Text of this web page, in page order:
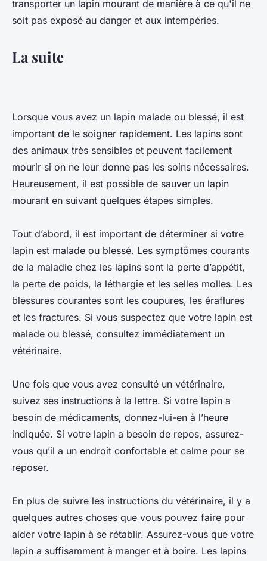
transporter un lapin mourant de manière à ce qu'il ne
soit pas exposé au danger et aux intempéries.
La suite
Lorsque vous avez un lapin malade ou blessé, il est
important de le soigner rapidement. Les lapins sont
des animaux très sensibles et peuvent facilement
mourir si on ne leur donne pas les soins nécessaires.
Heureusement, il est possible de sauver un lapin
mourant en suivant quelques étapes simples.
Tout d’abord, il est important de déterminer si votre
lapin est malade ou blessé. Les symptômes courants
de la maladie chez les lapins sont la perte d’appétit,
la perte de poids, la léthargie et les selles molles. Les
blessures courantes sont les coupures, les éraflures
et les fractures. Si vous suspectez que votre lapin est
malade ou blessé, consultez immédiatement un
vétérinaire.
Une fois que vous avez consulté un vétérinaire,
suivez ses instructions à la lettre. Si votre lapin a
besoin de médicaments, donnez-lui-en à l’heure
indiquée. Si votre lapin a besoin de repos, assurez-
vous qu’il a un endroit confortable et calme pour se
reposer.
En plus de suivre les instructions du vétérinaire, il y a
quelques autres choses que vous pouvez faire pour
aider votre lapin à se rétablir. Assurez-vous que votre
lapin a suffisamment à manger et à boire. Les lapins